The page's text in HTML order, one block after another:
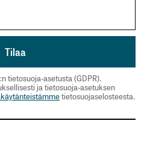
tietosuoja-asetusta (GDPR).
ja tietosuoja-asetuksen
tietosuojaselosteesta.